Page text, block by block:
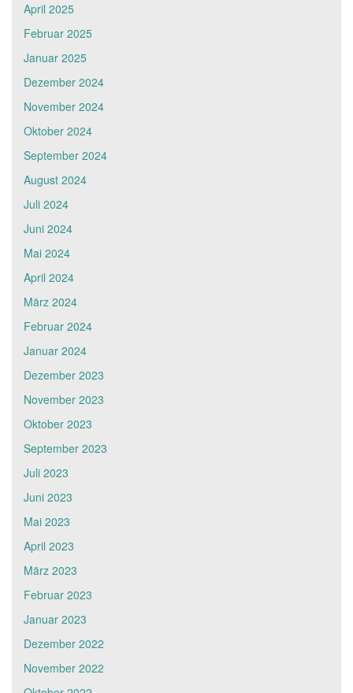
April 2025
Februar 2025
Januar 2025
Dezember 2024
November 2024
Oktober 2024
September 2024
August 2024
Juli 2024
Juni 2024
Mai 2024
April 2024
März 2024
Februar 2024
Januar 2024
Dezember 2023
November 2023
Oktober 2023
September 2023
Juli 2023
Juni 2023
Mai 2023
April 2023
März 2023
Februar 2023
Januar 2023
Dezember 2022
November 2022